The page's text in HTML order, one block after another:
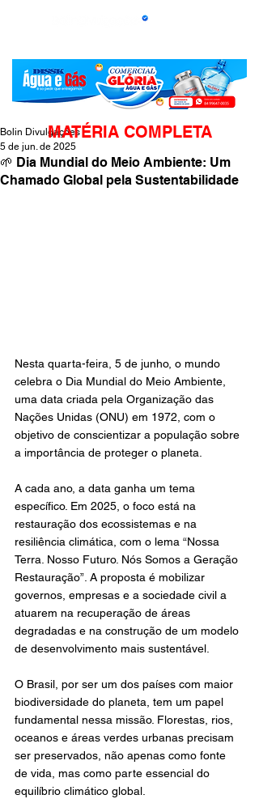
🌱 Dia Mundial do Meio Ambiente: Um
Chamado Global pela Sustentabilidade
Bolin Divulgações
5 de jun. de 2025
Nesta quarta-feira, 5 de junho, o mundo
celebra o Dia Mundial do Meio Ambiente,
uma data criada pela Organização das
Nações Unidas (ONU) em 1972, com o
objetivo de conscientizar a população sobre
a importância de proteger o planeta.
A cada ano, a data ganha um tema
específico. Em 2025, o foco está na
restauração dos ecossistemas e na
resiliência climática, com o lema “Nossa
Terra. Nosso Futuro. Nós Somos a Geração
Restauração”. A proposta é mobilizar
governos, empresas e a sociedade civil a
atuarem na recuperação de áreas
degradadas e na construção de um modelo
de desenvolvimento mais sustentável.
O Brasil, por ser um dos países com maior
biodiversidade do planeta, tem um papel
fundamental nessa missão. Florestas, rios,
oceanos e áreas verdes urbanas precisam
ser preservados, não apenas como fonte
de vida, mas como parte essencial do
equilíbrio climático global.
MATÉRIA COMPLETA